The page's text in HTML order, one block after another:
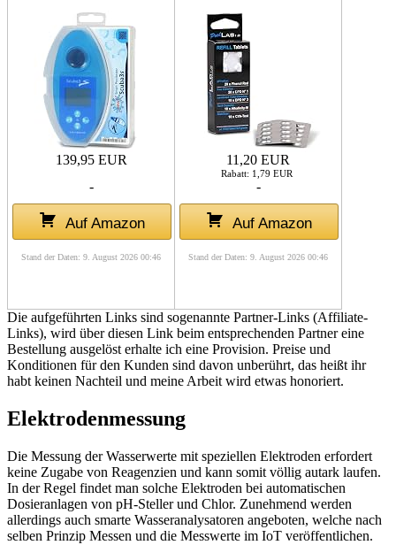
139,95 EUR
-
Auf Amazon
Stand der Daten: 9. August 2026 00:46
11,20 EUR
Rabatt: 1,79 EUR
-
Auf Amazon
Stand der Daten: 9. August 2026 00:46
Die aufgeführten Links sind sogenannte Partner-Links (Affiliate-
Links), wird über diesen Link beim entsprechenden Partner eine
Bestellung ausgelöst erhalte ich eine Provision. Preise und
Konditionen für den Kunden sind davon unberührt, das heißt ihr
habt keinen Nachteil und meine Arbeit wird etwas honoriert.
Elektrodenmessung
Die Messung der Wasserwerte mit speziellen Elektroden erfordert
keine Zugabe von Reagenzien und kann somit völlig autark laufen.
In der Regel findet man solche Elektroden bei automatischen
Dosieranlagen von pH-Steller und Chlor. Zunehmend werden
allerdings auch smarte Wasseranalysatoren angeboten, welche nach
selben Prinzip Messen und die Messwerte im IoT veröffentlichen.